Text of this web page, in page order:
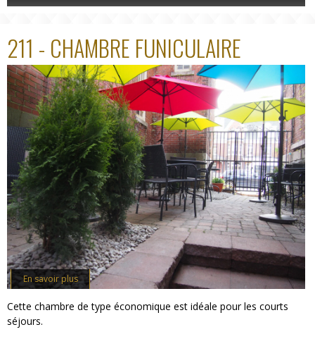
211 - CHAMBRE FUNICULAIRE
En savoir plus
Cette chambre de type économique est idéale pour les courts
séjours.